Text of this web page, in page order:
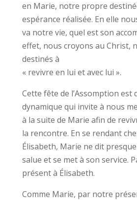
en Marie, notre propre
espérance réalisée. En elle
va notre vie, quel est son
effet, nous croyons au Christ,
destinés à
« revivre en lui et avec lui ».
Cette fête de l’Assomption est
dynamique qui invite à nous
à la suite de Marie afin de
la rencontre. En se rendant
Élisabeth, Marie ne dit
salue et se met à son service.
présent à Élisabeth.
Comme Marie, par notre